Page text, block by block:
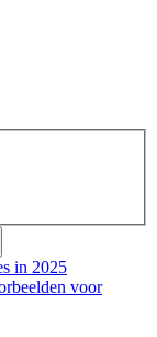
in 2025
voor